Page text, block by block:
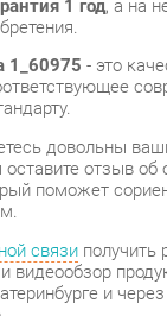
довольны вашим
поможет
связи
видеообзор
и через
можно
Спальня BTS
его с нашего
список адресов
контактов .